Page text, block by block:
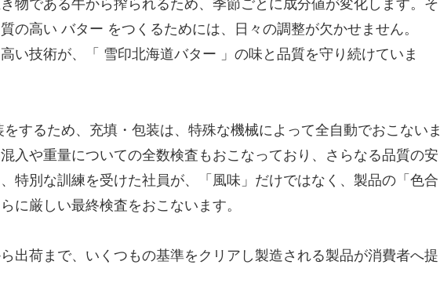
物である牛から搾られるため、季節ごとに成分値が変化します。そ
の高い バター をつくるためには、日々の調整が欠かせません。
い技術が、「 雪印北海道バター 」の味と品質を守り続けていま
するため、充填・包装は、特殊な機械によって全自動でおこないま
入や重量についての全数検査もおこなっており、さらなる品質の安
特別な訓練を受けた社員が、「風味」だけではなく、製品の「色合
に厳しい最終検査をおこないます。
出荷まで、いくつもの基準をクリアし製造される製品が消費者へ提